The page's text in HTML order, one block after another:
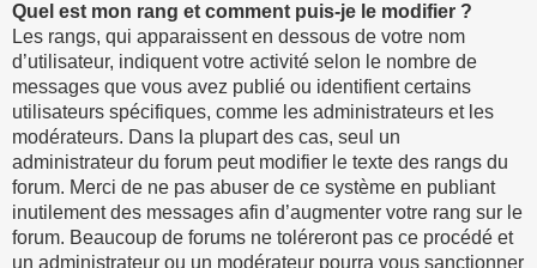
Quel est mon rang et comment puis-je le modifier ?
Les rangs, qui apparaissent en dessous de votre nom
d’utilisateur, indiquent votre activité selon le nombre de
messages que vous avez publié ou identifient certains
utilisateurs spécifiques, comme les administrateurs et les
modérateurs. Dans la plupart des cas, seul un
administrateur du forum peut modifier le texte des rangs du
forum. Merci de ne pas abuser de ce système en publiant
inutilement des messages afin d’augmenter votre rang sur le
forum. Beaucoup de forums ne toléreront pas ce procédé et
un administrateur ou un modérateur pourra vous sanctionner